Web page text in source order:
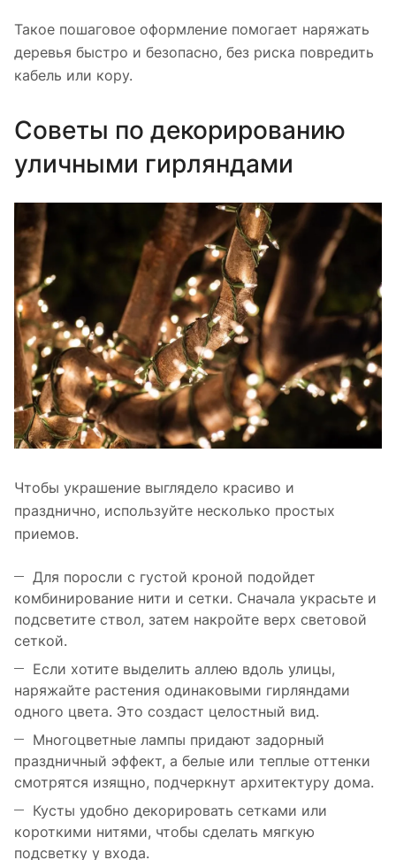
Такое пошаговое оформление помогает наряжать
деревья быстро и безопасно, без риска повредить
кабель или кору.
Советы по декорированию
уличными гирляндами
Чтобы украшение выглядело красиво и
празднично, используйте несколько простых
приемов.
Для поросли с густой кроной подойдет
комбинирование нити и сетки. Сначала украсьте и
подсветите ствол, затем накройте верх световой
сеткой.
Если хотите выделить аллею вдоль улицы,
наряжайте растения одинаковыми гирляндами
одного цвета. Это создаст целостный вид.
Многоцветные лампы придают задорный
праздничный эффект, а белые или теплые оттенки
смотрятся изящно, подчеркнут архитектуру дома.
Кусты удобно декорировать сетками или
короткими нитями, чтобы сделать мягкую
подсветку у входа.